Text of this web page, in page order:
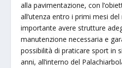
alla pavimentazione, con
all’utenza entro i primi mesi
importante avere strutture
manutenzione necessaria e
possibilità di praticare sport in
anni, all’interno del